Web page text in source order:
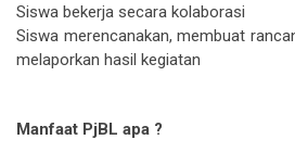
Siswa bekerja secara kolaborasi
Siswa merencanakan, membuat
melaporkan hasil kegiatan
Manfaat PjBL apa ?